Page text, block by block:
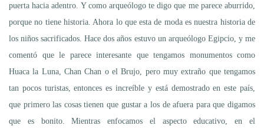
puerta hacia adentro. Y como arqueólogo te digo que me parece aburrido,
porque no tiene historia. Ahora lo que esta de moda es nuestra historia de
los niños sacrificados. Hace dos años estuvo un arqueólogo Egipcio, y me
comentó que le parece interesante que tengamos monumentos como
Huaca la Luna, Chan Chan o el Brujo, pero muy extraño que tengamos
tan pocos turistas, entonces es increíble y está demostrado en este país,
que primero las cosas tienen que gustar a los de afuera para que digamos
que es bonito. Mientras enfocamos el aspecto educativo, en el